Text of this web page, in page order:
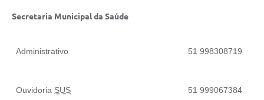
Secretaria Municipal da Saúde
Administrativo 51 998308719
Ouvidoria SUS 51 999067384